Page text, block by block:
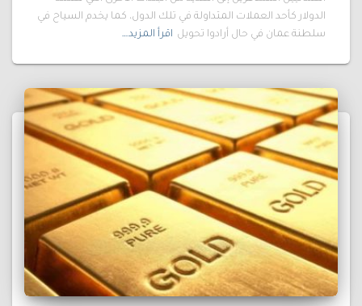
الدولار كأحد العملات المتداولة في تلك الدول، كما يخدم السياح في
سلطنة عمان في حال أرادوا تحويل اقرأ المزيد…